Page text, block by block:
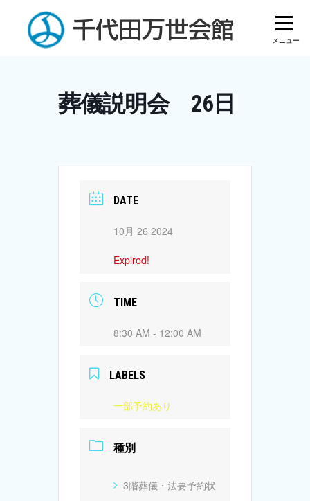
content
葬儀説明会 26日
DATE
10月 26 2024
Expired!
TIME
8:30 AM - 12:00 AM
LABELS
一部予約あり
種別
3階葬儀・法要予約状